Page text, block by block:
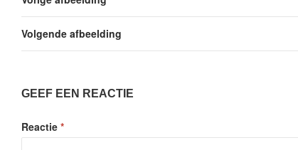
Volgende afbeelding
GEEF EEN REACTIE
Reactie *